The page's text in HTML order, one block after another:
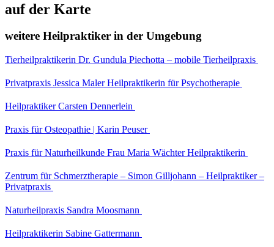
auf der Karte
weitere Heilpraktiker in der Umgebung
Tierheilpraktikerin Dr. Gundula Piechotta – mobile Tierheilpraxis
Privatpraxis Jessica Maler Heilpraktikerin für Psychotherapie
Heilpraktiker Carsten Dennerlein
Praxis für Osteopathie | Karin Peuser
Praxis für Naturheilkunde Frau Maria Wächter Heilpraktikerin
Zentrum für Schmerztherapie – Simon Gilljohann – Heilpraktiker –
Privatpraxis
Naturheilpraxis Sandra Moosmann
Heilpraktikerin Sabine Gattermann